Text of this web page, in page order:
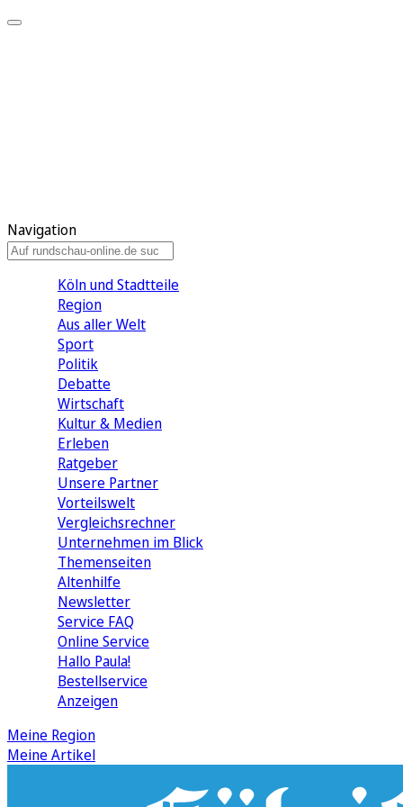
Navigation
Köln und Stadtteile
Region
Aus aller Welt
Sport
Politik
Debatte
Wirtschaft
Kultur & Medien
Erleben
Ratgeber
Unsere Partner
Vorteilswelt
Vergleichsrechner
Unternehmen im Blick
Themenseiten
Altenhilfe
Newsletter
Service FAQ
Online Service
Hallo Paula!
Bestellservice
Anzeigen
Meine Region
Meine Artikel